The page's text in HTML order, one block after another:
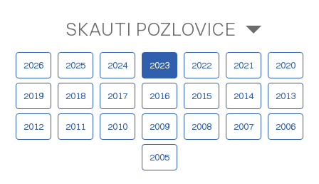
SKAUTI POZLOVICE
2026 2025 2024 2023 2022 2021 2020
2019 2018 2017 2016 2015 2014 2013
2012 2011 2010 2009 2008 2007 2006
2005